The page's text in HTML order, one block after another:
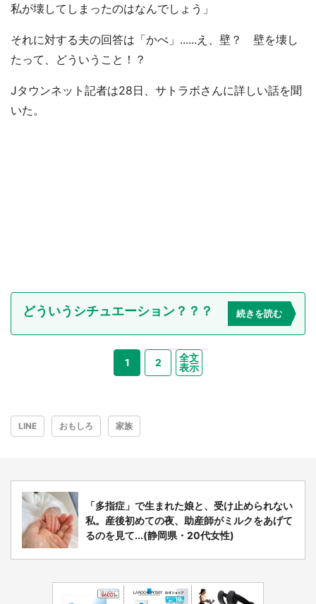
私が壊してしまったのはなんでしょう」
それに対する夫の回答は「かべ」......え、壁？ 壁を壊し
たって、どういうこと！？
Jタウンネット記者は28日、サトラボさんに詳しい話を聞
いた。
どういうシチュエーション？？？ 続きを読む
1 2
全文
表示
LINE おもしろ 家族
「多指症」で生まれた娘と、受け止められない
私。産後初めての夜、助産師がミルクをあげて
るのを見て...(静岡県・20代女性)